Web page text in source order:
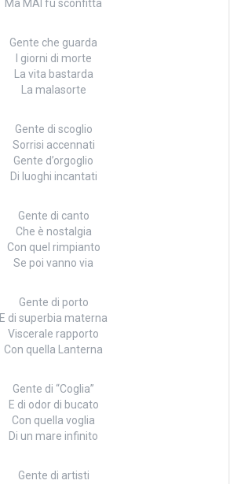
Ma MAI fu sconfitta
Gente che guarda
I giorni di morte
La vita bastarda
La malasorte
Gente di scoglio
Sorrisi accennati
Gente d’orgoglio
Di luoghi incantati
Gente di canto
Che è nostalgia
Con quel rimpianto
Se poi vanno via
Gente di porto
E di superbia materna
Viscerale rapporto
Con quella Lanterna
Gente di “Coglia”
E di odor di bucato
Con quella voglia
Di un mare infinito
Gente di artisti